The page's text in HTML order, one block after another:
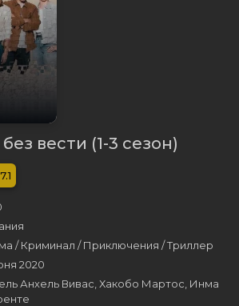
вести (1-3 сезон)
7.1
/ Криминал / Приключения / Триллер
2020
Анхель Вивас, Хакобо Мартос, Инма